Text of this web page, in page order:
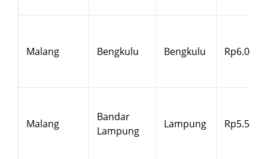
Malang Bengkulu Bengkulu Rp6.000
Malang
Bandar
Lampung
Lampung Rp5.500